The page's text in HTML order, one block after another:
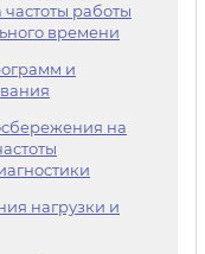
работы
времени
и
на
нагрузки и